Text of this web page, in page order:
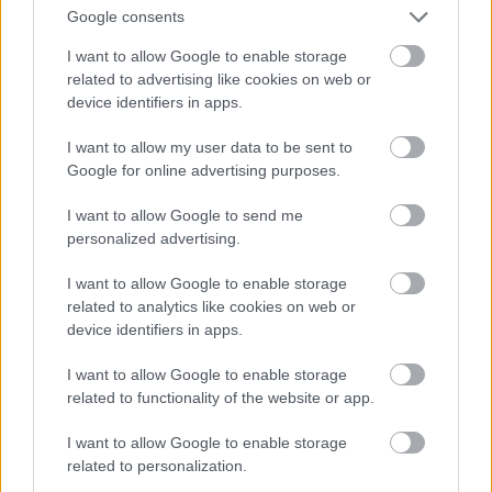
Google consents
I want to allow Google to enable storage
related to advertising like cookies on web or
device identifiers in apps.
I want to allow my user data to be sent to
Google for online advertising purposes.
I want to allow Google to send me
personalized advertising.
I want to allow Google to enable storage
related to analytics like cookies on web or
device identifiers in apps.
I want to allow Google to enable storage
related to functionality of the website or app.
I want to allow Google to enable storage
related to personalization.
A Dózsa-sorozat egyik rézkarca. (Béke és
Szabadság, 1956. június 20.
elmarasztalt, félreállított művészek közé.
Annyira nem, hogy 1957-ben már
tanulmányútra mehetett Párizsba. Artner
Tivadar éppen úgy állította be őt, mint aki
most szabadulhat föl az eddig rá nehezedő
nyomás alól: „Sok zaklatást kellett eltűrnie,
míg kivívta szenvedélyes hangvételű
művészetének elismertetését.” (Esti Hírlap,
Pedig csak ezután érték őt a súlyosabb
csapások.